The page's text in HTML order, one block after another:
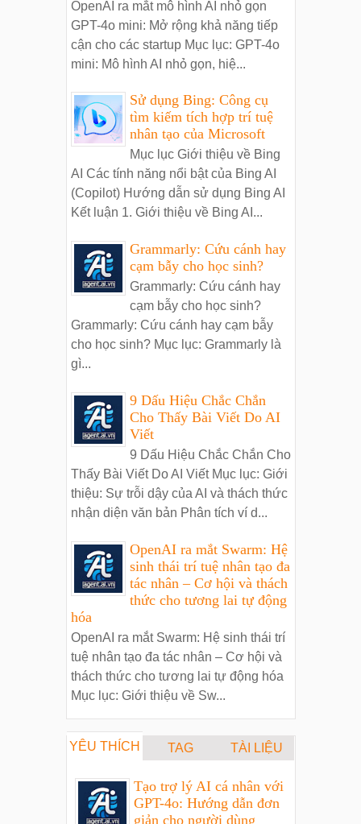
OpenAI ra mắt mô hình AI nhỏ gọn
GPT-4o mini: Mở rộng khả năng tiếp
cận cho các startup Mục lục: GPT-4o
mini: Mô hình AI nhỏ gọn, hiệ...
Sử dụng Bing: Công cụ
tìm kiếm tích hợp trí tuệ
nhân tạo của Microsoft
Mục lục Giới thiệu về Bing
AI Các tính năng nổi bật của Bing AI
(Copilot) Hướng dẫn sử dụng Bing AI
Kết luận 1. Giới thiệu về Bing AI...
Grammarly: Cứu cánh hay
cạm bẫy cho học sinh?
Grammarly: Cứu cánh hay
cạm bẫy cho học sinh?
Grammarly: Cứu cánh hay cạm bẫy
cho học sinh? Mục lục: Grammarly là
gì...
9 Dấu Hiệu Chắc Chắn
Cho Thấy Bài Viết Do AI
Viết
9 Dấu Hiệu Chắc Chắn Cho
Thấy Bài Viết Do AI Viết Mục lục: Giới
thiệu: Sự trỗi dậy của AI và thách thức
nhận diện văn bản Phân tích ví d...
OpenAI ra mắt Swarm: Hệ
sinh thái trí tuệ nhân tạo đa
tác nhân – Cơ hội và thách
thức cho tương lai tự động
hóa
OpenAI ra mắt Swarm: Hệ sinh thái trí
tuệ nhân tạo đa tác nhân – Cơ hội và
thách thức cho tương lai tự động hóa
Mục lục: Giới thiệu về Sw...
YÊU THÍCH TAG TÀI LIỆU
Tạo trợ lý AI cá nhân với
GPT-4o: Hướng dẫn đơn
giản cho người dùng